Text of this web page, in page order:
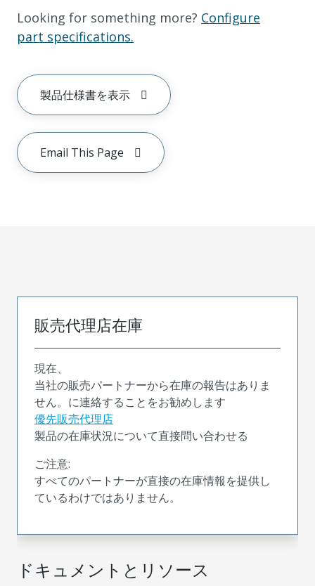
Looking for something more? Configure
part specifications.
製品仕様書を表示
Email This Page
ドキュメントとリソース
販売代理店在庫
現在、
当社の販売パートナーから在庫の報告はありま
せん。に連絡することをお勧めします
優先販売代理店
製品の在庫状況について直接問い合わせる
ご注意:
すべてのパートナーが直接の在庫情報を提供し
ているわけではありません。